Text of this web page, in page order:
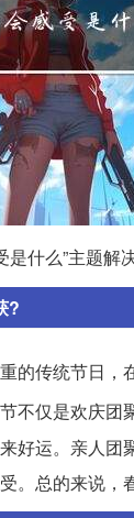
是什么”主题解
?
的传统节日，
不仅是欢庆团
好运。亲人
。总的来说，